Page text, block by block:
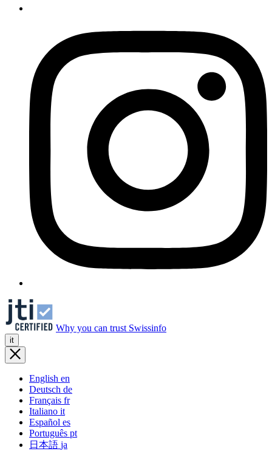
Why you can trust Swissinfo
it
English en
Deutsch de
Français fr
Italiano it
Español es
Português pt
日本語 ja